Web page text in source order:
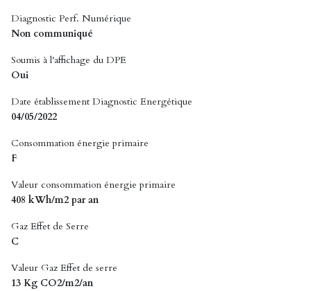
Diagnostic Perf. Numérique
Non communiqué
Soumis à l'affichage du DPE
Oui
Date établissement Diagnostic Energétique
04/05/2022
Consommation énergie primaire
F
Valeur consommation énergie primaire
408 kWh/m2 par an
Gaz Effet de Serre
C
Valeur Gaz Effet de serre
13 Kg CO2/m2/an